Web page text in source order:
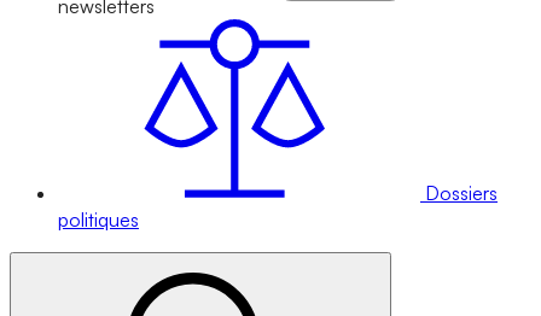
newsletters
Dossiers
politiques